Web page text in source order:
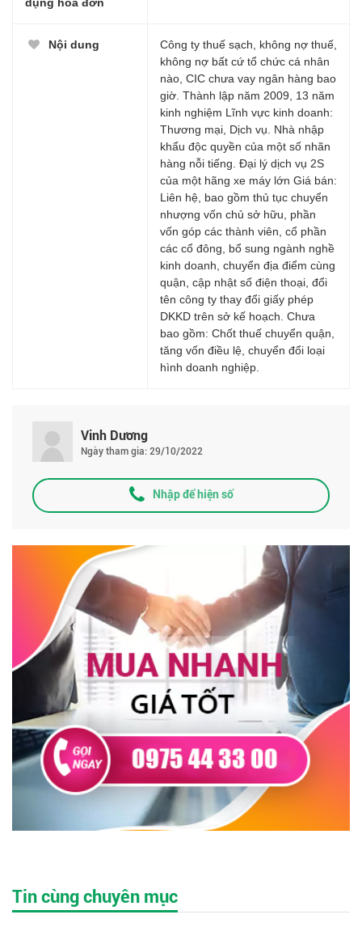
Nội dung
Công ty thuế sạch, không nợ thuế,
không nợ bất cứ tổ chức cá nhân
nào, CIC chưa vay ngân hàng bao
giờ. Thành lập năm 2009, 13 năm
kinh nghiệm Lĩnh vực kinh doanh:
Thương mại, Dịch vụ. Nhà nhập
khẩu độc quyền của một số nhãn
hàng nỗi tiếng. Đại lý dịch vụ 2S
của một hãng xe máy lớn Giá bán:
Liên hệ, bao gồm thủ tục chuyển
nhượng vốn chủ sở hữu, phần
vốn góp các thành viên, cổ phần
các cổ đông, bổ sung ngành nghề
kinh doanh, chuyển địa điểm cùng
quận, cập nhật số điện thoại, đổi
tên công ty thay đổi giấy phép
DKKD trên sở kế hoạch. Chưa
bao gồm: Chốt thuế chuyển quận,
tăng vốn điều lệ, chuyển đổi loại
hình doanh nghiệp.
Vinh Dương
Ngày tham gia: 29/10/2022
Nhập để hiện số
Tin cùng chuyên mục